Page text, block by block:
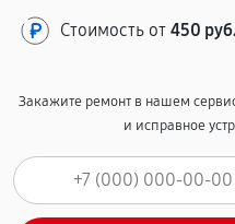
Стоимость от 450
Закажите ремонт в нашем
и исправное